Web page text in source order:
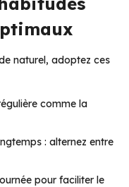
naturel, adoptez ces
comme la
: alternez entre
pour faciliter le